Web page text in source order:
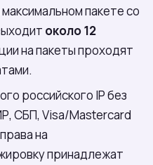
пакете со
около 12
на пакеты проходят
российского IP без
СБП, Visa/Mastercard
на
принадлежат